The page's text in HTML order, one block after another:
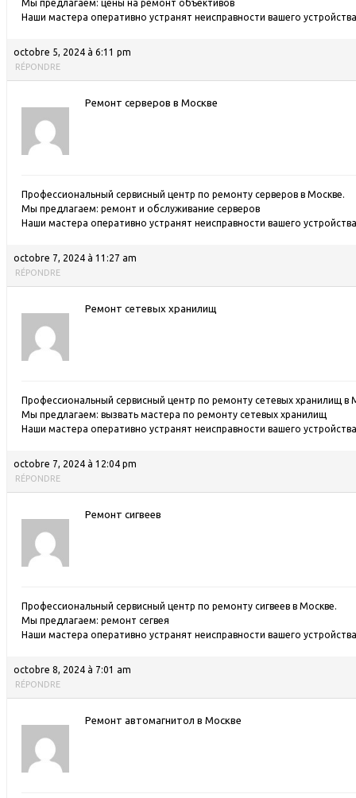
Мы предлагаем: цены на ремонт объективов
Наши мастера оперативно устранят неисправности вашего
octobre 5, 2024 à 6:11 pm
RÉPONDRE
Ремонт серверов в Москве
Профессиональный сервисный центр по ремонту серверов в Москве.
Мы предлагаем: ремонт и обслуживание серверов
Наши мастера оперативно устранят неисправности вашего
octobre 7, 2024 à 11:27 am
RÉPONDRE
Ремонт сетевых хранилищ
Профессиональный сервисный центр по ремонту сетевых хранилищ в
Мы предлагаем: вызвать мастера по ремонту сетевых хранилищ
Наши мастера оперативно устранят неисправности вашего
octobre 7, 2024 à 12:04 pm
RÉPONDRE
Ремонт сигвеев
Профессиональный сервисный центр по ремонту сигвеев в Москве.
Мы предлагаем: ремонт сегвея
Наши мастера оперативно устранят неисправности вашего
octobre 8, 2024 à 7:01 am
RÉPONDRE
Ремонт автомагнитол в Москве